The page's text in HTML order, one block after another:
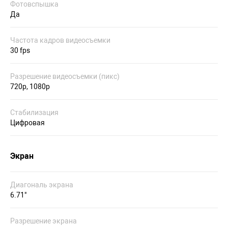
Фотовспышка
Да
Частота кадров видеосъемки
30 fps
Разрешение видеосъемки (пикс)
720p, 1080p
Стабилизация
Цифровая
Экран
Диагональ экрана
6.71"
Разрешение экрана